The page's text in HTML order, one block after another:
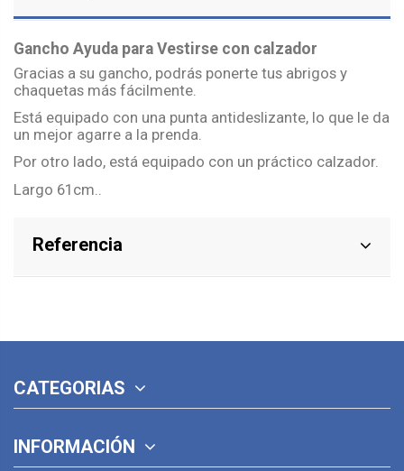
Gancho Ayuda para Vestirse con calzador
Gracias a su gancho, podrás ponerte tus abrigos y
chaquetas más fácilmente.
Está equipado con una punta antideslizante, lo que le da
un mejor agarre a la prenda.
Por otro lado, está equipado con un práctico calzador.
Largo 61cm..
Referencia
CATEGORIAS
INFORMACIÓN